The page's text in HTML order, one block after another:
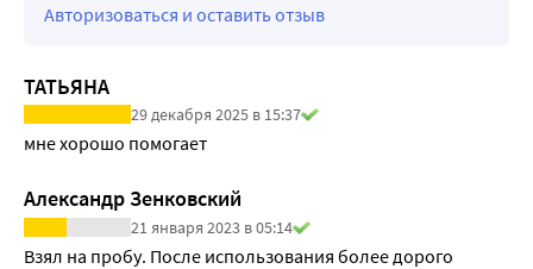
Авторизоваться и оставить отзыв
ТАТЬЯНА
29 декабря 2025 в 15:37
мне хорошо помогает
Александр Зенковский
21 января 2023 в 05:14
Взял на пробу. После использования более дорого